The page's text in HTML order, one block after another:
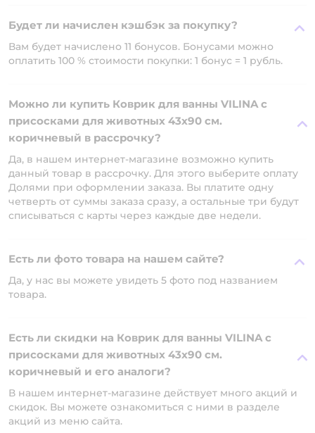
Будет ли начислен кэшбэк за покупку?
Вам будет начислено 11 бонусов. Бонусами можно
оплатить 100 % стоимости покупки: 1 бонус = 1 рубль.
Можно ли купить Коврик для ванны VILINA c
присосками для животных 43х90 см.
коричневый в рассрочку?
Да, в нашем интернет-магазине возможно купить
данный товар в рассрочку. Для этого выберите оплату
Долями при оформлении заказа. Вы платите одну
четверть от суммы заказа сразу, а остальные три будут
списываться с карты через каждые две недели.
Есть ли фото товара на нашем сайте?
Да, у нас вы можете увидеть 5 фото под названием
товара.
Есть ли скидки на Коврик для ванны VILINA c
присосками для животных 43х90 см.
коричневый и его аналоги?
В нашем интернет-магазине действует много акций и
скидок. Вы можете ознакомиться с ними в разделе
акций из меню сайта.